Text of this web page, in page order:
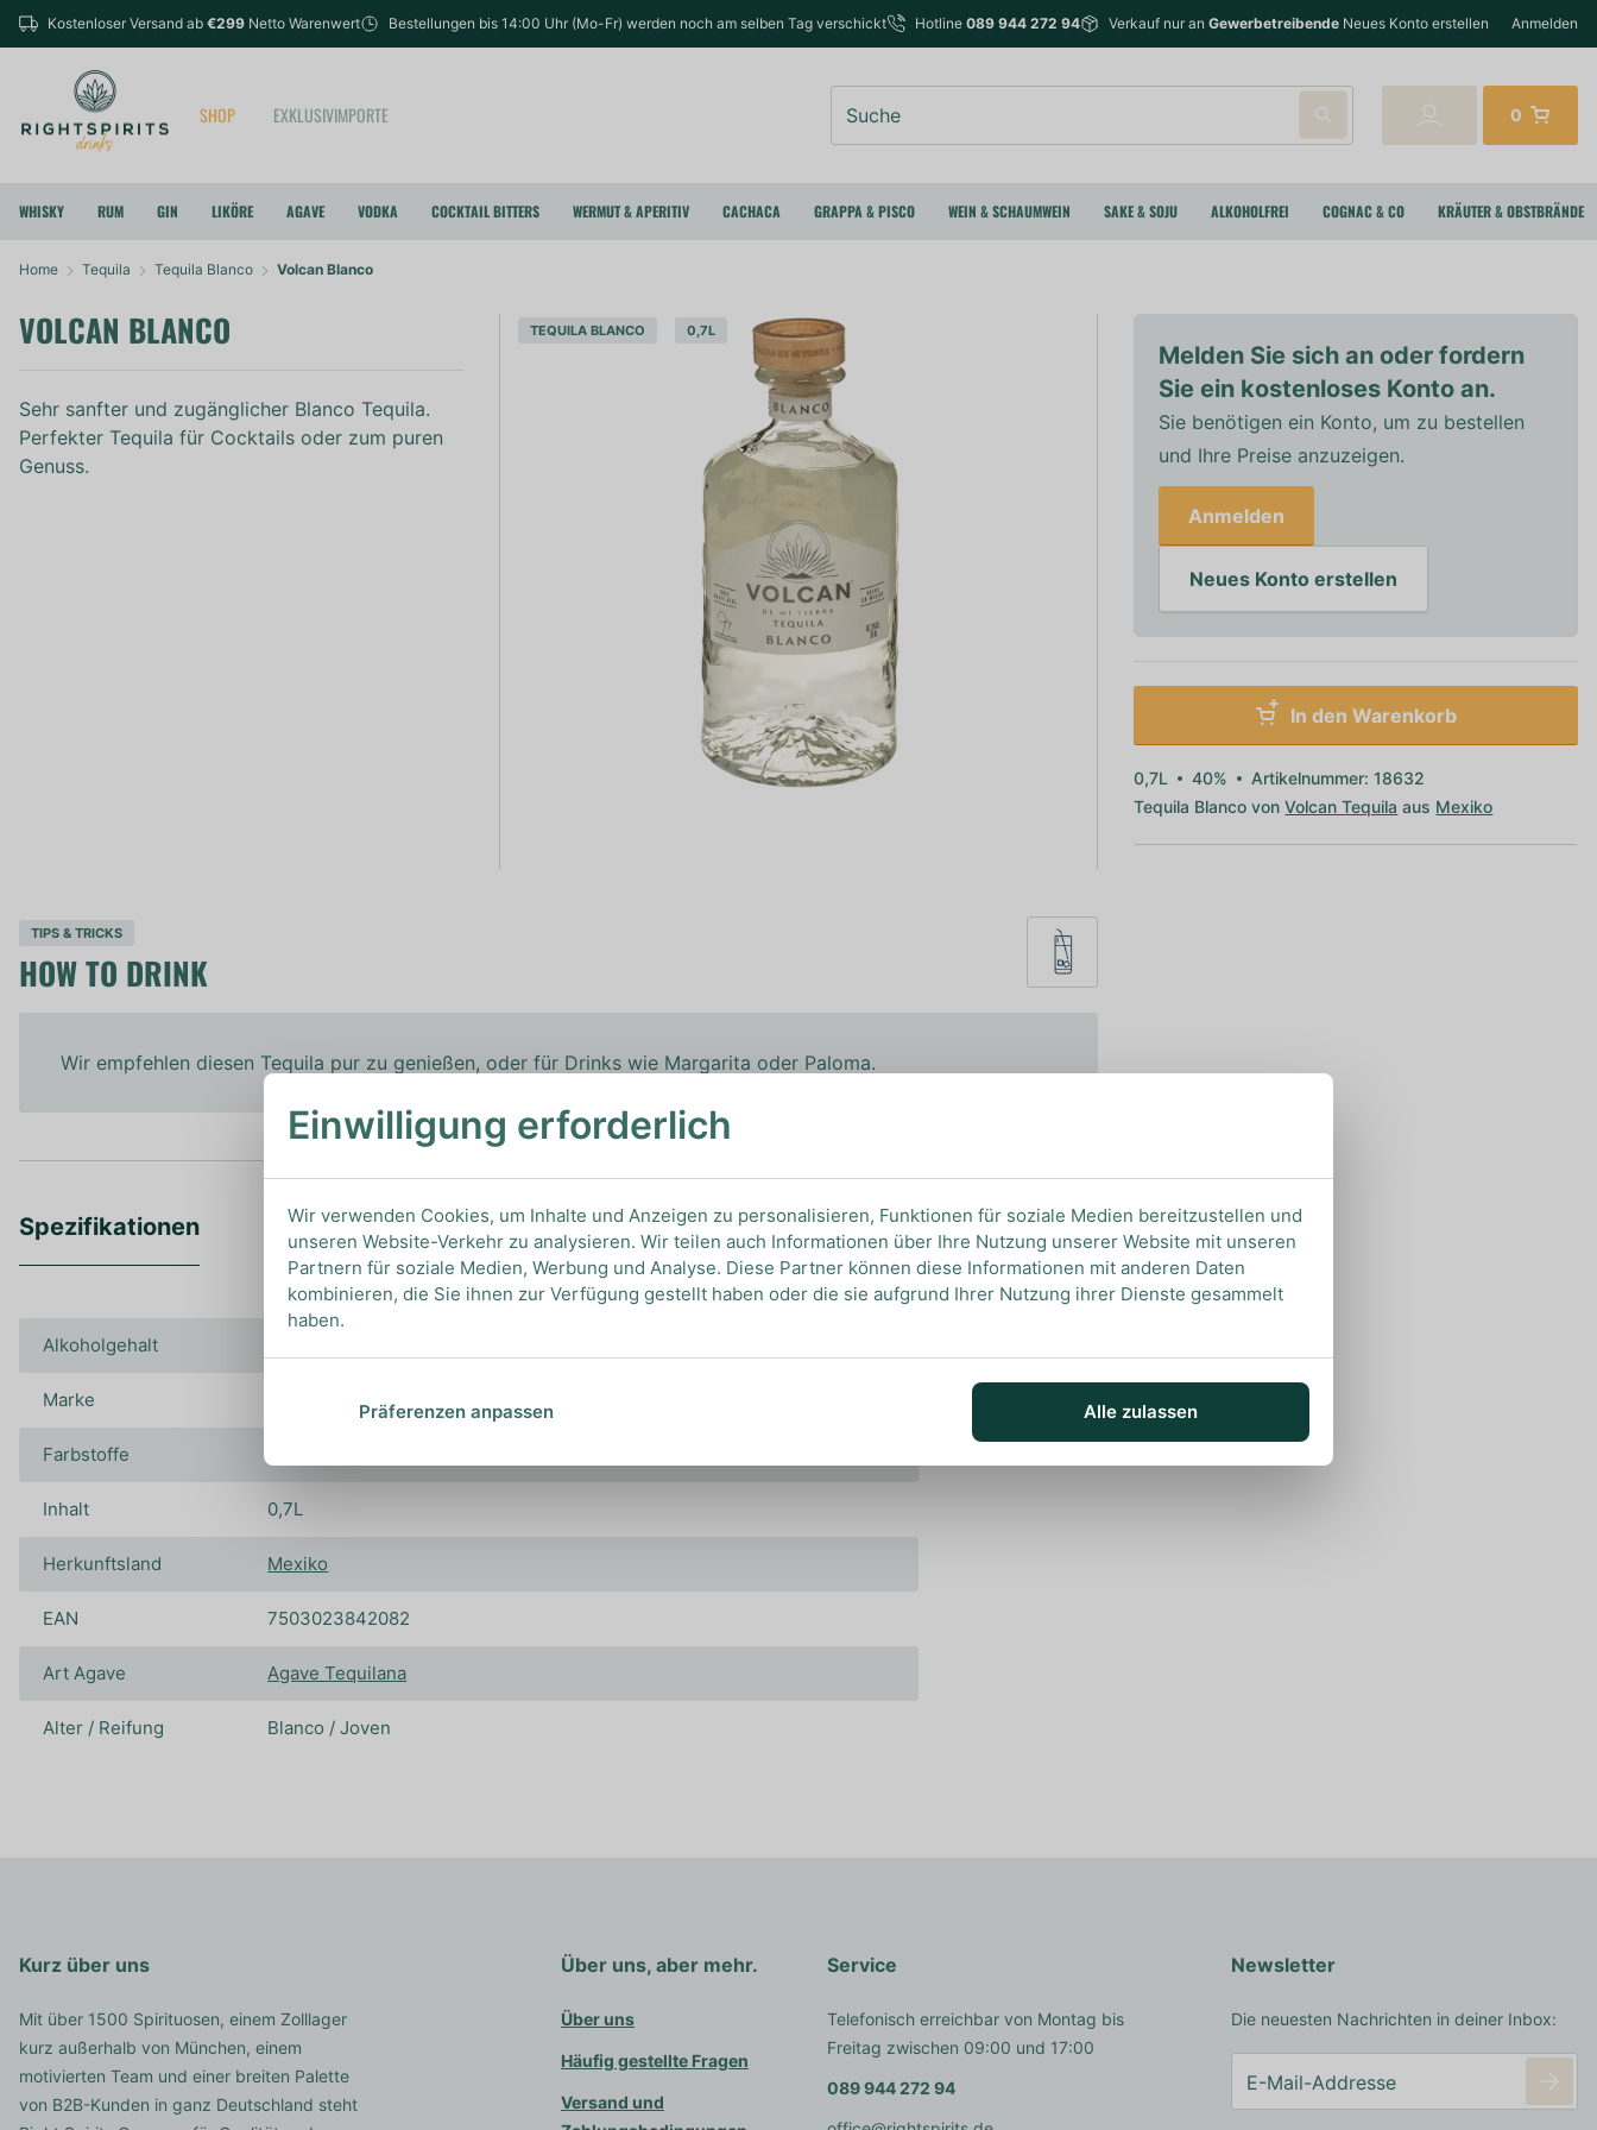
Kostenloser Versand ab €299 Netto Warenwert Bestellungen bis 14:00 Uhr (Mo-Fr) werden noch am selben Tag verschickt Hotline 089 944 272 94 Verkauf nur an Gewerbetreibende Neues Konto erstellen Anmelden
SHOP EXKLUSIVIMPORTE 0
WHISKY RUM GIN LIKÖRE AGAVE VODKA COCKTAIL BITTERS WERMUT & APERITIV CACHACA GRAPPA & PISCO WEIN & SCHAUMWEIN SAKE & SOJU ALKOHOLFREI COGNAC & CO KRÄUTER & OBSTBRÄNDE
Home Tequila Tequila Blanco Volcan Blanco
VOLCAN BLANCO
Sehr sanfter und zugänglicher Blanco Tequila.
Perfekter Tequila für Cocktails oder zum puren
Genuss.
TEQUILA BLANCO 0,7L
Melden Sie sich an oder fordern
Sie ein kostenloses Konto an.
Sie benötigen ein Konto, um zu bestellen
und Ihre Preise anzuzeigen.
Anmelden
Neues Konto erstellen
In den Warenkorb
0,7L 40%
Artikelnummer: 18632
Tequila Blanco vonVolcan Tequila aus Mexiko
TIPS & TRICKS
HOW TO DRINK
Wir empfehlen diesen Tequila pur zu genießen, oder für Drinks wie Margarita oder Paloma.
Spezifikationen
Alkoholgehalt
Marke Volcan Tequila
Farbstoffe
Inhalt 0,7L
Herkunftsland Mexiko
EAN 7503023842082
Art Agave Agave Tequilana
Alter / Reifung Blanco / Joven
Kurz über uns
Mit über 1500 Spirituosen, einem Zolllager
kurz außerhalb von München, einem
motivierten Team und einer breiten Palette
von B2B-Kunden in ganz Deutschland steht
Über uns, aber mehr.
Über uns
Häufig gestellte Fragen
Versand und
Service
Telefonisch erreichbar von Montag bis
Freitag zwischen 09:00 und 17:00
089 944 272 94
Newsletter
Die neuesten Nachrichten in deiner Inbox:
Einwilligung erforderlich
Wir verwenden Cookies, um Inhalte und Anzeigen zu personalisieren, Funktionen für soziale Medien bereitzustellen und
unseren Website-Verkehr zu analysieren. Wir teilen auch Informationen über Ihre Nutzung unserer Website mit unseren
Partnern für soziale Medien, Werbung und Analyse. Diese Partner können diese Informationen mit anderen Daten
kombinieren, die Sie ihnen zur Verfügung gestellt haben oder die sie aufgrund Ihrer Nutzung ihrer Dienste gesammelt
haben.
Präferenzen anpassen Alle zulassen